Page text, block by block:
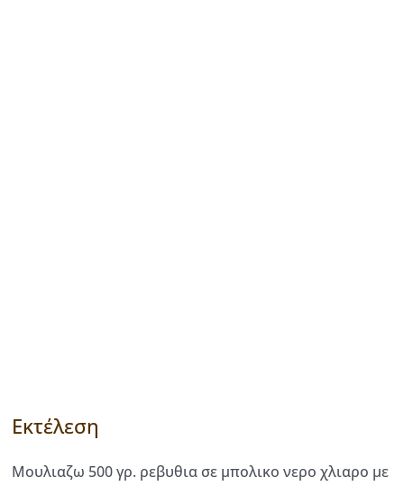
Εκτέλεση
Μουλιαζω 500 γρ. ρεβυθια σε μπολικο νερο χλιαρο με